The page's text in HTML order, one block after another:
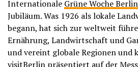
Internationale Grüne Woche Berlin
Jubiläum. Was 1926 als lokale
begann, hat sich zur weltweit
Ernährung, Landwirtschaft und
und vereint globale Regionen und
visitBerlin präsentiert auf der